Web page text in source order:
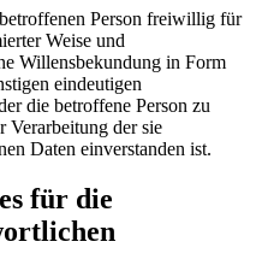
Person freiwillig für
Weise und
Willensbekundung in Form
eindeutigen
die betroffene Person zu
Verarbeitung der sie
Daten einverstanden ist.
für die